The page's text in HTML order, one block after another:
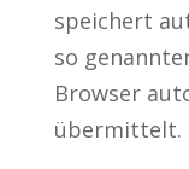
speichert
so
Browser
übermittelt.